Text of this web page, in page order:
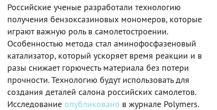
Российские ученые разработали технологию
получения бензоксазиновых мономеров, которые
играют важную роль в самолетостроении.
Особенностью метода стал аминофосфазеновый
катализатор, который ускоряет время реакции и в
разы снижает горючесть материала без потери
прочности. Технологию будут использовать для
создания деталей салона российских самолетов.
Исследование опубликовано в журнале Polymers.